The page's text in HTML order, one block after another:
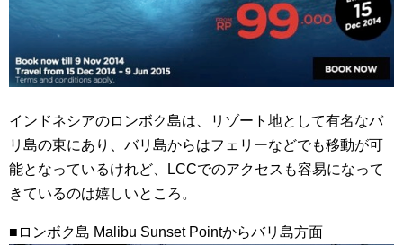
インドネシアのロンボク島は、リゾート地として有名なバ
リ島の東にあり、バリ島からはフェリーなどでも移動が可
能となっているけれど、LCCでのアクセスも容易になって
きているのは嬉しいところ。
■ロンボク島 Malibu Sunset Pointからバリ島方面